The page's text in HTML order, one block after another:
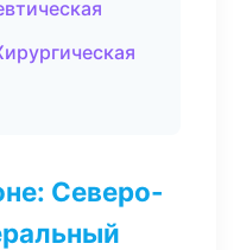
Северо-